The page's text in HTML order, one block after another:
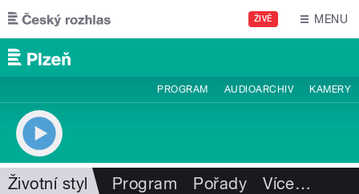
Přejít k hlavnímu obsahu
ŽIVĚ MENU
PROGRAM AUDIOARCHIV KAMERY
Životní styl Program Pořady Více…